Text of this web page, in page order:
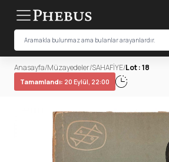
Anasayfa/Müzayedeler/SAHAFİYE/Lot : 18
Tamamlandı: 20 Eylül, 22:00